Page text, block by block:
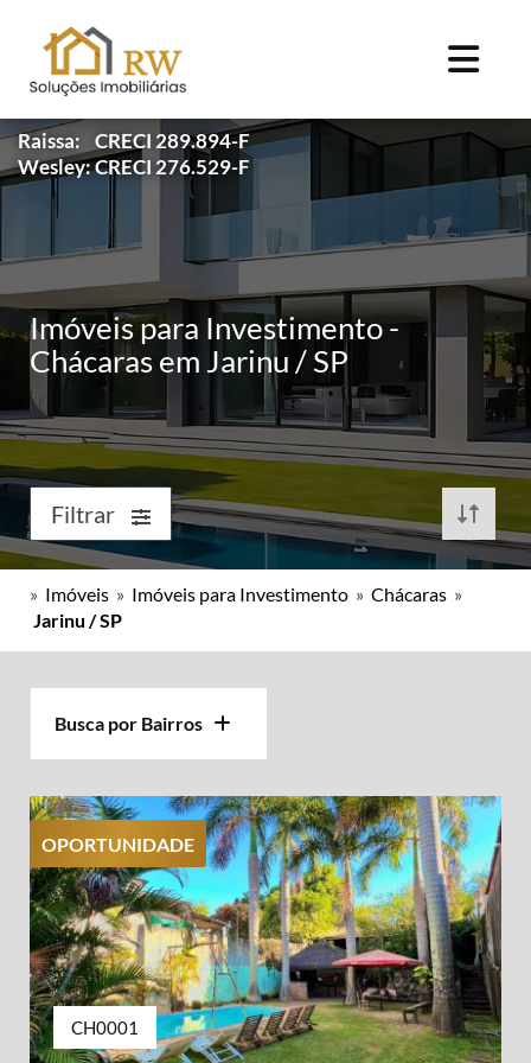
Raissa: CRECI 289.894-F
Wesley: CRECI 276.529-F
Imóveis para Investimento -
Chácaras em Jarinu / SP
Filtrar
» Imóveis » Imóveis para Investimento » Chácaras »
Jarinu / SP
Busca por Bairros
OPORTUNIDADE
CH0001